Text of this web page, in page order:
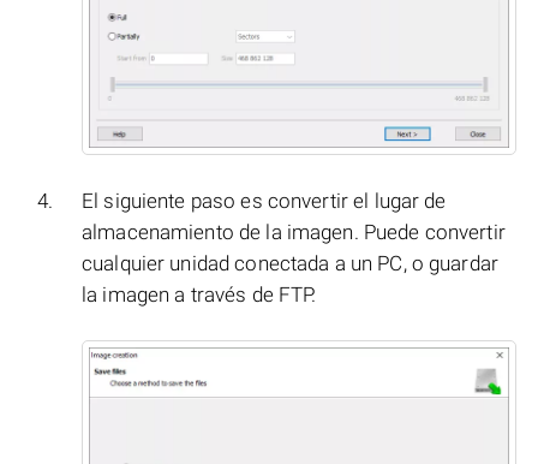
El siguiente paso es convertir el lugar de
almacenamiento de la imagen. Puede convertir
cualquier unidad conectada a un PC, o guardar
la imagen a través de FTP.